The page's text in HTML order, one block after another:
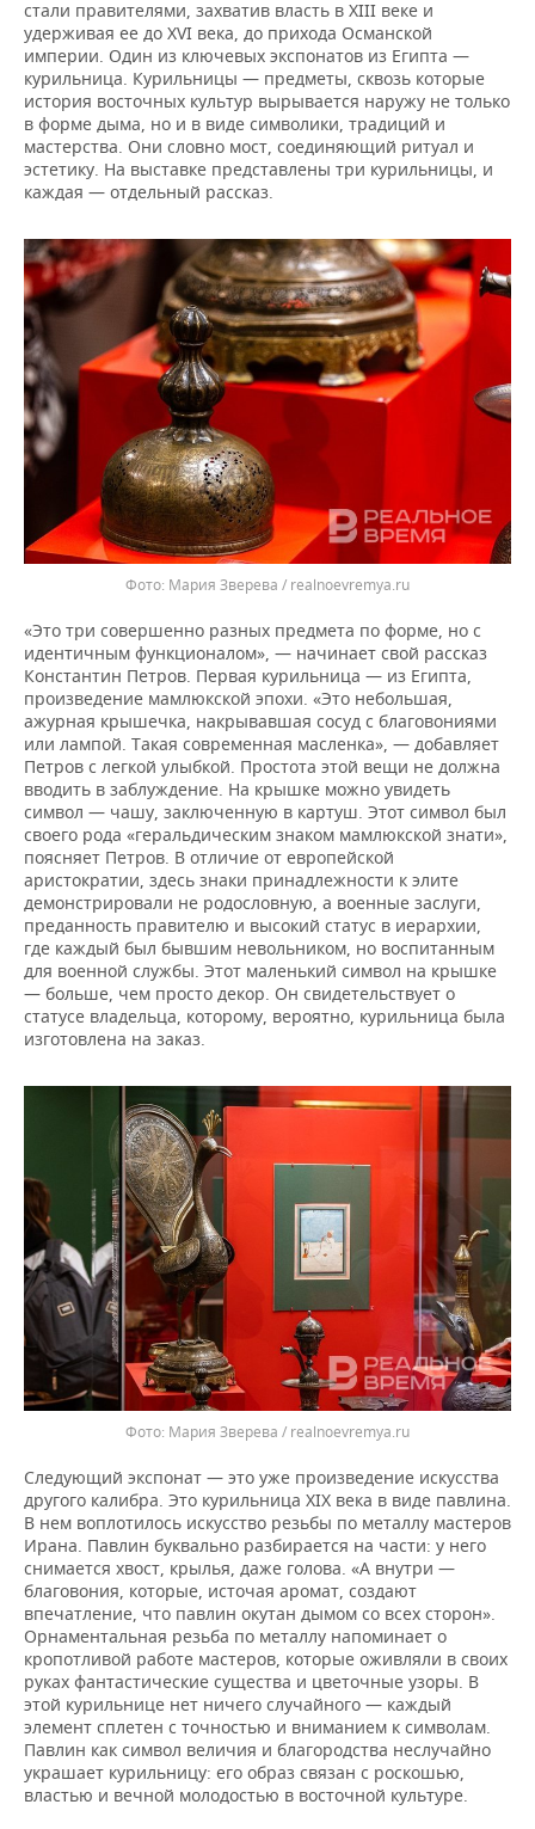
стали правителями, захватив власть в XIII веке и
удерживая ее до XVI века, до прихода Османской
империи. Один из ключевых экспонатов из Египта —
курильница. Курильницы — предметы, сквозь которые
история восточных культур вырывается наружу не только
в форме дыма, но и в виде символики, традиций и
мастерства. Они словно мост, соединяющий ритуал и
эстетику. На выставке представлены три курильницы, и
каждая — отдельный рассказ.
Мария Зверева / realnoevremya.ru
«Это три совершенно разных предмета по форме, но с
идентичным функционалом», — начинает свой рассказ
Константин Петров. Первая курильница — из Египта,
произведение мамлюкской эпохи. «Это небольшая,
ажурная крышечка, накрывавшая сосуд с благовониями
или лампой. Такая современная масленка», — добавляет
Петров с легкой улыбкой. Простота этой вещи не должна
вводить в заблуждение. На крышке можно увидеть
символ — чашу, заключенную в картуш. Этот символ был
своего рода «геральдическим знаком мамлюкской знати»,
поясняет Петров. В отличие от европейской
аристократии, здесь знаки принадлежности к элите
демонстрировали не родословную, а военные заслуги,
преданность правителю и высокий статус в иерархии,
где каждый был бывшим невольником, но воспитанным
для военной службы. Этот маленький символ на крышке
— больше, чем просто декор. Он свидетельствует о
статусе владельца, которому, вероятно, курильница была
изготовлена на заказ.
Мария Зверева / realnoevremya.ru
Следующий экспонат — это уже произведение искусства
другого калибра. Это курильница XIX века в виде павлина.
В нем воплотилось искусство резьбы по металлу мастеров
Ирана. Павлин буквально разбирается на части: у него
снимается хвост, крылья, даже голова. «А внутри —
благовония, которые, источая аромат, создают
впечатление, что павлин окутан дымом со всех сторон».
Орнаментальная резьба по металлу напоминает о
кропотливой работе мастеров, которые оживляли в своих
руках фантастические существа и цветочные узоры. В
этой курильнице нет ничего случайного — каждый
элемент сплетен с точностью и вниманием к символам.
Павлин как символ величия и благородства неслучайно
украшает курильницу: его образ связан с роскошью,
властью и вечной молодостью в восточной культуре.